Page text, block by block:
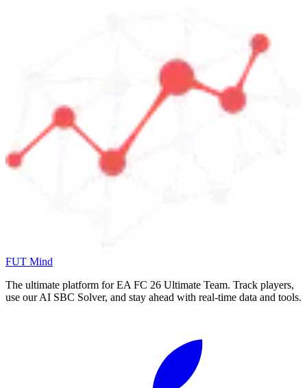
FUT Mind
The ultimate platform for EA FC 26 Ultimate Team. Track players,
use our AI SBC Solver, and stay ahead with real-time data and tools.